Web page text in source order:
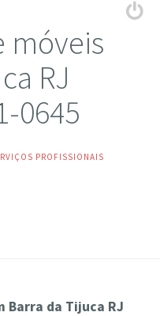
móveis
RJ
0645
PROFISSIONAIS
Barra da Tijuca RJ